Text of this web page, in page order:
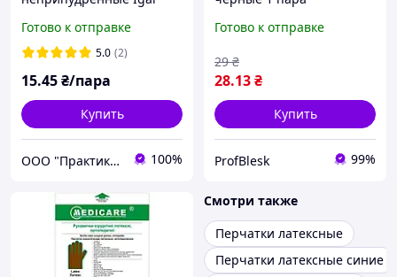
пара Медицинские
крепкие перчатки
Готово к отправке
5.0 (2)
15.45₴/пара
Купить
ООО "Практик 2022": Интернет-магазин медицинских, офисных, канцелярских и хозтоваров 100%
Готово к отправке
28.13₴
29 ₴
Купить
ProfBlesk 99%
Смотри также
Перчатки латексные
Перчатки латексные синие